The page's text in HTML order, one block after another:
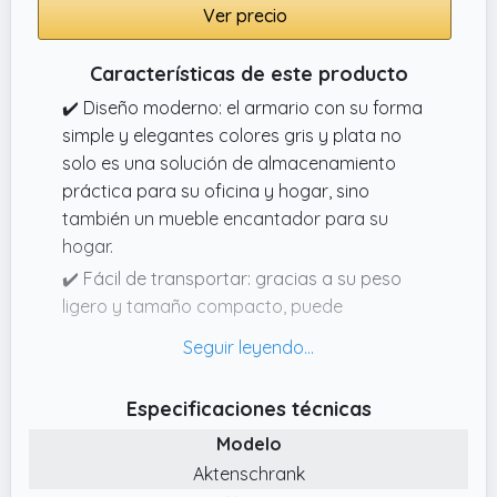
Ver precio
Características de este producto
✔️ Diseño moderno: el armario con su forma
simple y elegantes colores gris y plata no
solo es una solución de almacenamiento
práctica para su oficina y hogar, sino
también un mueble encantador para su
hogar.
✔️ Fácil de transportar: gracias a su peso
ligero y tamaño compacto, puede
lugar a otro con sus archivos dentro de él.
tamaño total de 12,4 x 13,8 x 11,7 pulgadas y
un diseño de 1 cajón grande y 3 pequeños, el
producto le ofrece suficiente espacio de
Especificaciones técnicas
Modelo
Aktenschrank